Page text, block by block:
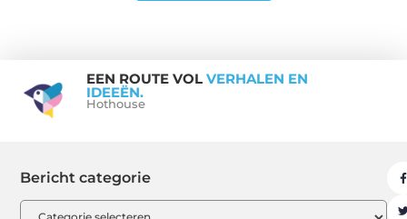
EEN ROUTE VOL VERHALEN EN
IDEEËN.
Hothouse
Bericht categorie